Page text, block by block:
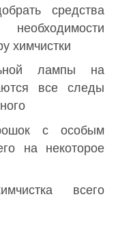
средства
химчистки
лампы на
все следы
с особым
на некоторое
всего